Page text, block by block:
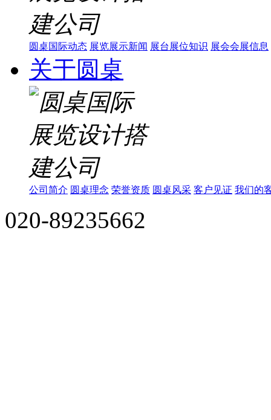
圆桌国际动态 展览展示新闻 展台展位知识 展会会展信息
关于圆桌
公司简介 圆桌理念 荣誉资质 圆桌风采 客户见证 我们的
020-89235662